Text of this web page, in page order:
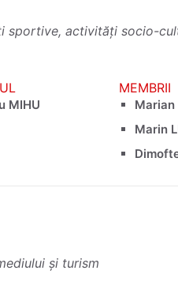
sportive, activități socio-
MIHU
MEMBRII
Marian
Marin
și turism